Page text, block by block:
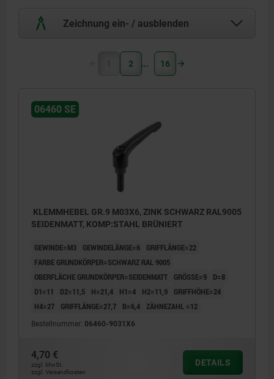
Zeichnung ein- / ausblenden
1) Kegelkuppe DIN EN ISO 4753
1 2 16
06460 SE
KLEMMHEBEL GR.9 M03X6, ZINK SCHWARZ RAL9005
SEIDENMATT, KOMP:STAHL BRÜNIERT
GEWINDE=M3 GEWINDELÄNGE=6
GRIFFLÄNGE=22
FARBE GRUNDKÖRPER=SCHWARZ RAL 9005
OBERFLÄCHE GRUNDKÖRPER=SEIDENMATT
GRÖSSE=9
D=8
D1=11
D2=11,5 H=21,4 H1=4 H2=11,9
GRIFFHÖHE=24
H4=27
GRIFFLÄNGE=27,7 B=6,4 ZÄHNEZAHL =12
Bestellnummer: 06460-9031X6
4,70 €
zzgl. MwSt.
zzgl. Versandkosten
DETAILS